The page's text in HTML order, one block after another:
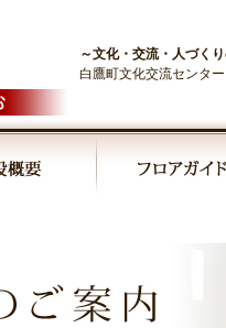
～文化・交流・人づく
白鷹町文化交流センタ